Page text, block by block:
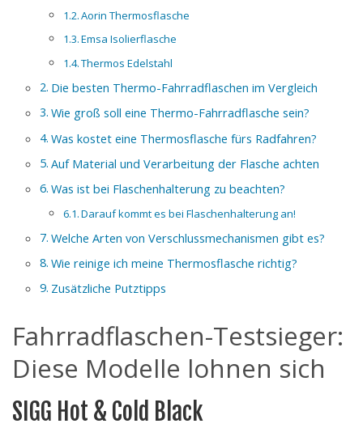
Aorin Thermosflasche
Emsa Isolierflasche
Thermos Edelstahl
Die besten Thermo-Fahrradflaschen im Vergleich
Wie groß soll eine Thermo-Fahrradflasche sein?
Was kostet eine Thermosflasche fürs Radfahren?
Auf Material und Verarbeitung der Flasche achten
Was ist bei Flaschenhalterung zu beachten?
Darauf kommt es bei Flaschenhalterung an!
Welche Arten von Verschlussmechanismen gibt es?
Wie reinige ich meine Thermosflasche richtig?
Zusätzliche Putztipps
Fahrradflaschen-Testsieger:
Diese Modelle lohnen sich
SIGG Hot & Cold Black